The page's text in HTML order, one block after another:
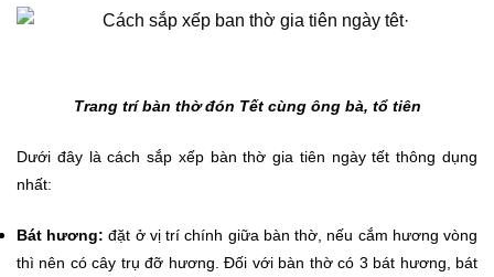
Trang trí bàn thờ đón Tết cùng ông bà, tổ tiên
Dưới đây là cách sắp xếp bàn thờ gia tiên ngày tết thông dụng
nhất:
Bát hương:đặt ở vị trí chính giữa bàn thờ, nếu cắm hương vòng
thì nên có cây trụ đỡ hương. Đối với bàn thờ có 3 bát hương, bát